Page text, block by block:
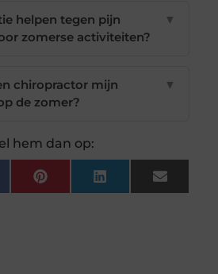
helpen tegen pijn
zomerse activiteiten?
▼
chiropractor mijn
de zomer?
▼
hem dan op:
Pinterest LinkedIn Email